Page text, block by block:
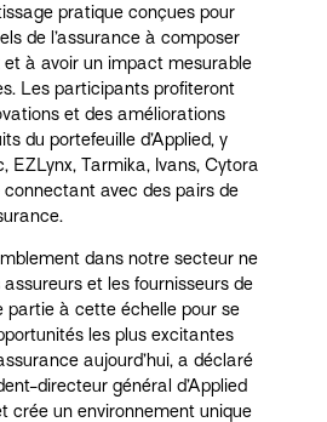
pratique conçues pour
de l’assurance à composer
à avoir un impact mesurable
Les participants profiteront
et des améliorations
du portefeuille d’Applied, y
EZLynx, Tarmika, Ivans, Cytora
avec des pairs de
dans notre secteur ne
et les fournisseurs de
partie à cette échelle pour se
les plus excitantes
aujourd’hui, a déclaré
directeur général d’Applied
crée un environnement unique